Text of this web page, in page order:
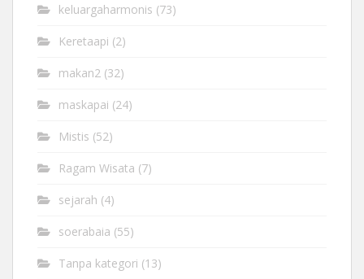
keluargaharmonis (73)
Keretaapi (2)
makan2 (32)
maskapai (24)
Mistis (52)
Ragam Wisata (7)
sejarah (4)
soerabaia (55)
Tanpa kategori (13)